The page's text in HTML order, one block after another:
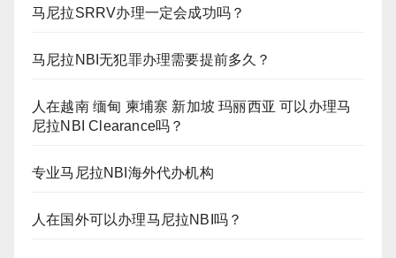
马尼拉SRRV办理一定会成功吗？
马尼拉NBI无犯罪办理需要提前多久？
人在越南 缅甸 柬埔寨 新加坡 玛丽西亚 可以办理马
尼拉NBI Clearance吗？
专业马尼拉NBI海外代办机构
人在国外可以办理马尼拉NBI吗？